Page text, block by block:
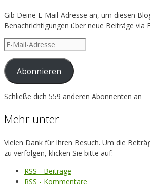
Gib Deine E-Mail-Adresse an, um diesen
Benachrichtigungen über neue Beiträge via
E-
Mail-
Adresse
Abonnieren
Schließe dich 559 anderen Abonnenten an
Mehr unter
Vielen Dank für Ihren Besuch. Um die
zu verfolgen, klicken Sie bitte auf:
RSS - Beiträge
RSS - Kommentare